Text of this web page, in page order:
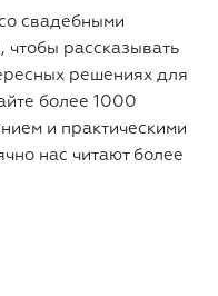
свадебными
чтобы рассказывать
решениях для
более 1000
и практическими
нас читают более